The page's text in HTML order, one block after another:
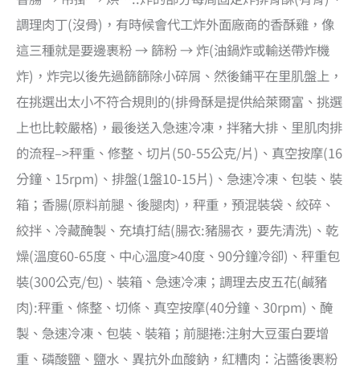
調理肉丁(沒骨)，有時候會代工炸外面廠商的香酥雞，像
這三種就是要邊裹粉 → 篩粉 → 炸(油鍋炸或輸送帶炸機
炸)，炸完以後先過篩篩除小碎屑、然後鋪平在里肌盤上，
在挑選出太小不符合規則的(排骨酥是提供給萊爾富、挑選
上也比較嚴格)，最後送入急速冷凍，拌豬大排、里肌肉排
的流程–>秤重、修整、切片(50-55公克/片)、真空按摩(16
分鐘、15rpm)、排盤(1盤10-15片)、急速冷凍、包裝、裝
箱；香腸(原料前腿、後腿肉)，秤重，預混裝袋、絞碎、
絞拌、冷藏醃製、充填打結(腸衣:豬腸衣，要先清洗)、乾
燥(溫度60-65度、中心溫度>40度、90分鐘冷卻)、秤重包
裝(300公克/包)、裝箱、急速冷凍；調理去皮五花(鹹豬
肉):秤重、條整、切條、真空按摩(40分鐘、30rpm)、醃
製、急速冷凍、包裝、裝箱；前腿捲:注射大豆蛋白要增
重、磷酸鹽、鹽水、異抗外血酸鈉，紅糟肉：沾醬後裹粉